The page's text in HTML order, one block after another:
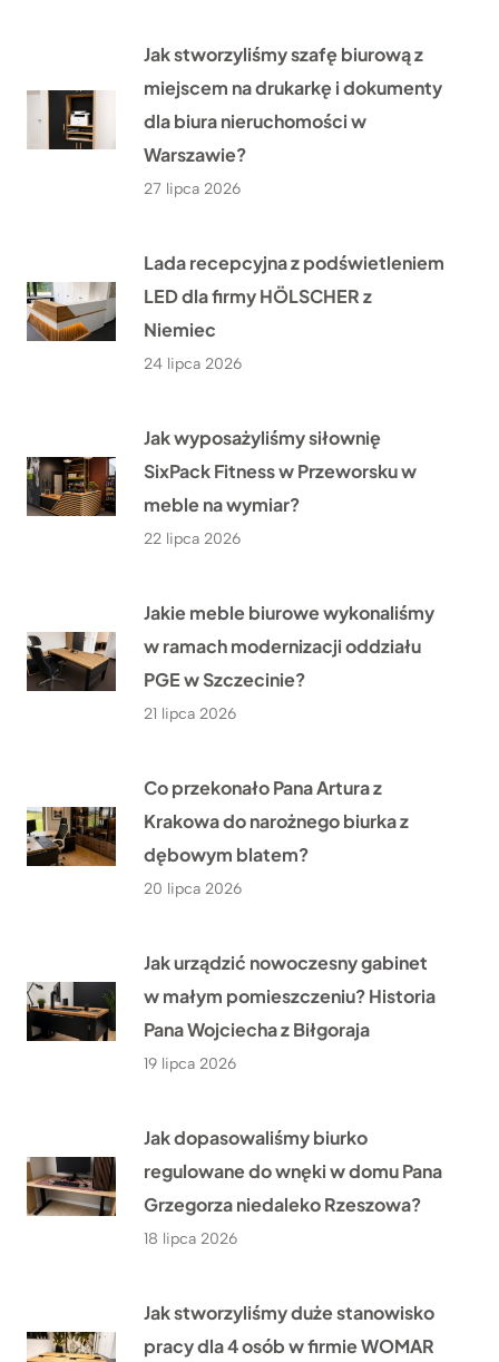
Jak stworzyliśmy szafę biurową z
miejscem na drukarkę i dokumenty
dla biura nieruchomości w
Warszawie?
27 lipca 2026
Lada recepcyjna z podświetleniem
LED dla firmy HÖLSCHER z
Niemiec
24 lipca 2026
Jak wyposażyliśmy siłownię
SixPack Fitness w Przeworsku w
meble na wymiar?
22 lipca 2026
Jakie meble biurowe wykonaliśmy
w ramach modernizacji oddziału
PGE w Szczecinie?
21 lipca 2026
Co przekonało Pana Artura z
Krakowa do narożnego biurka z
dębowym blatem?
20 lipca 2026
Jak urządzić nowoczesny gabinet
w małym pomieszczeniu? Historia
Pana Wojciecha z Biłgoraja
19 lipca 2026
Jak dopasowaliśmy biurko
regulowane do wnęki w domu Pana
Grzegorza niedaleko Rzeszowa?
18 lipca 2026
Jak stworzyliśmy duże stanowisko
pracy dla 4 osób w firmie WOMAR